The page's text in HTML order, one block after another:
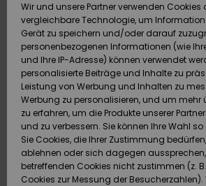
Schuhe&
Flip-Flops
Surf
Snow
Brandneu
Schuhe&
Flip-Flops
Surf
Snow
Brandneu
Highlights
Snow
SURF
Highlights
Community
SNOW
Snow Shop
Damen
Highlights
Community
DOPPELTER
RABATT
Outlet
Frauen
HILFE & KONTAKT
Retouren
Bezahlung
Geschenkkarte
Quiksilver
Freedom
Datenschutz
Wir und unsere Partner verwenden Cookies
vergleichbare Technologie, um
Gerät zu speichern und/oder darauf
personenbezogenen Informationen (wie
und Ihre IP-Adresse) können verwendet
personalisierte Beiträge und Inhalte zu
Leistung von Werbung und Inhalten zu
Werbung zu personalisieren, und um mehr
zu erfahren, um die Produkte unserer
und zu verbessern. Sie können Ihre Wahl
Sie Cookies, die Ihrer Zustimmung
ablehnen oder sich dagegen
betreffenden Cookies nicht zustimmen (z.
Cookies zur Messung der Besucherzahlen).